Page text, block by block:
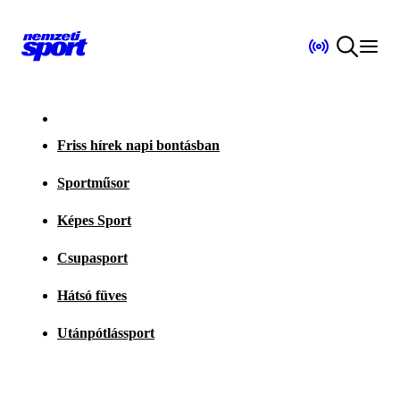
Friss hírek napi bontásban
Sportműsor
Képes Sport
Csupasport
Hátsó füves
Utánpótlássport